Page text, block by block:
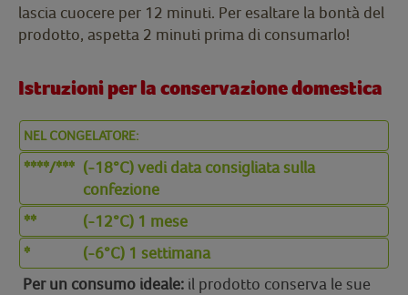
lascia cuocere per 12 minuti. Per esaltare la bontà del
prodotto, aspetta 2 minuti prima di consumarlo!
Istruzioni per la conservazione domestica
NEL CONGELATORE:
****/*** (-18°C) vedi data consigliata sulla
confezione
**
(-12°C) 1 mese
*
(-6°C) 1 settimana
Per un consumo ideale: il prodotto conserva le sue